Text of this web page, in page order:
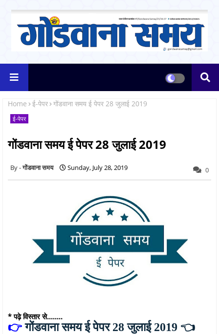
Home ई-पेपर गोंडवाना समय ई पेपर 28 जुलाई 2019
ई-पेपर
गोंडवाना समय ई पेपर 28 जुलाई 2019
गोंडवाना समय Sunday, July 28, 2019 0
* पढ़े विस्तार से........
👉 गोंडवाना समय ई पेपर 28 जुलाई 2019 👈